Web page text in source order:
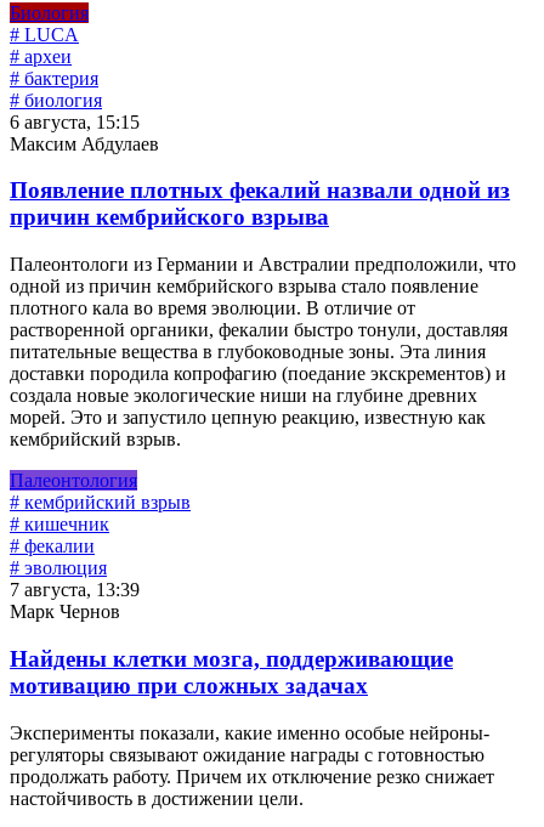
Биология
# LUCA
# археи
# бактерия
# биология
6 августа, 15:15
Максим Абдулаев
Появление плотных фекалий назвали одной из
причин кембрийского взрыва
Палеонтологи из Германии и Австралии предположили, что
одной из причин кембрийского взрыва стало появление
плотного кала во время эволюции. В отличие от
растворенной органики, фекалии быстро тонули, доставляя
питательные вещества в глубоководные зоны. Эта линия
доставки породила копрофагию (поедание экскрементов) и
создала новые экологические ниши на глубине древних
морей. Это и запустило цепную реакцию, известную как
кембрийский взрыв.
Палеонтология
# кембрийский взрыв
# кишечник
# фекалии
# эволюция
7 августа, 13:39
Марк Чернов
Найдены клетки мозга, поддерживающие
мотивацию при сложных задачах
Эксперименты показали, какие именно особые нейроны-
регуляторы связывают ожидание награды с готовностью
продолжать работу. Причем их отключение резко снижает
настойчивость в достижении цели.